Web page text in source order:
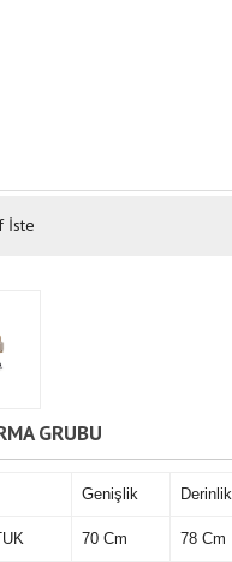
İste
GRUBU
Genişlik Derinlik
70 Cm 78 Cm